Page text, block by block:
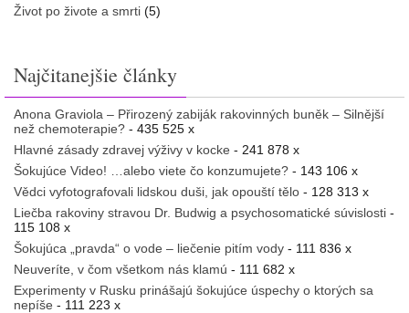
Život po živote a smrti (5)
Najčitanejšie články
Anona Graviola – Přirozený zabiják rakovinných buněk – Silnější
než chemoterapie? - 435 525 x
Hlavné zásady zdravej výživy v kocke - 241 878 x
Šokujúce Video! …alebo viete čo konzumujete? - 143 106 x
Vědci vyfotografovali lidskou duši, jak opouští tělo - 128 313 x
Liečba rakoviny stravou Dr. Budwig a psychosomatické súvislosti -
115 108 x
Šokujúca „pravda“ o vode – liečenie pitím vody - 111 836 x
Neuveríte, v čom všetkom nás klamú - 111 682 x
Experimenty v Rusku prinášajú šokujúce úspechy o ktorých sa
nepíše - 111 223 x